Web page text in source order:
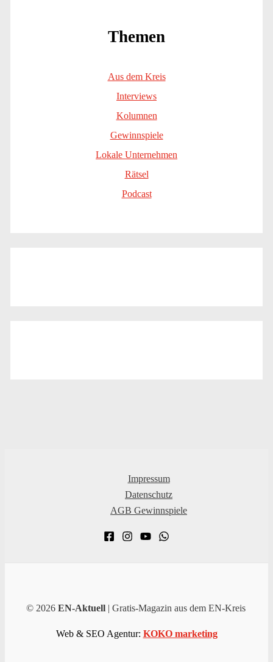
Themen
Aus dem Kreis
Interviews
Kolumnen
Gewinnspiele
Lokale Unternehmen
Rätsel
Podcast
Impressum
Datenschutz
AGB Gewinnspiele
© 2026 EN-Aktuell | Gratis-Magazin aus dem EN-Kreis
Web & SEO Agentur: KOKO marketing